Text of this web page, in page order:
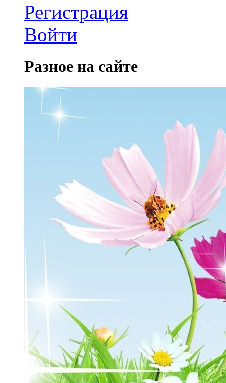
Регистрация
Войти
Разное на сайте